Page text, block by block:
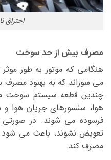
احتراق
مصرف بیش از حد سوخت
هنگامی که موتور به طور
می سوزاند که به بهبود
چندین قطعه سیستم سوخت
فرسوده می شوند. در
تعویض نشوند، باعث می
مصرف کند.